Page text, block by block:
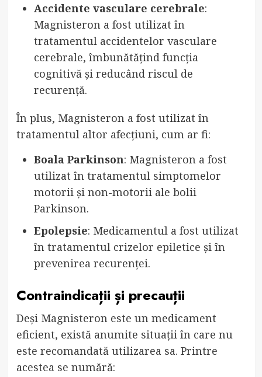
Accidente vasculare cerebrale:
Magnisteron a fost utilizat în
tratamentul accidentelor vasculare
cerebrale, îmbunătățind funcția
cognitivă și reducând riscul de
recurență.
În plus, Magnisteron a fost utilizat în
tratamentul altor afecțiuni, cum ar fi:
Boala Parkinson: Magnisteron a fost
utilizat în tratamentul simptomelor
motorii și non-motorii ale bolii
Parkinson.
Epolepsie: Medicamentul a fost utilizat
în tratamentul crizelor epiletice și în
prevenirea recurenței.
Contraindicații și precauții
Deși Magnisteron este un medicament
eficient, există anumite situații în care nu
este recomandată utilizarea sa. Printre
acestea se numără: